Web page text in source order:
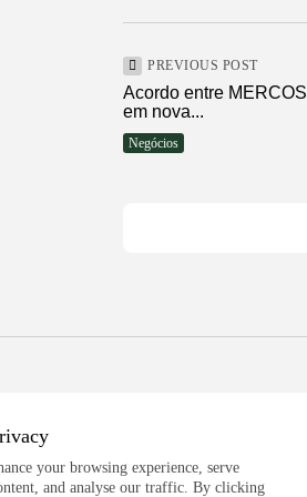
your browsing experience, serve
and analyse our traffic. By clicking
PREVIOUS POST
Acordo entre
em nova...
Negócios